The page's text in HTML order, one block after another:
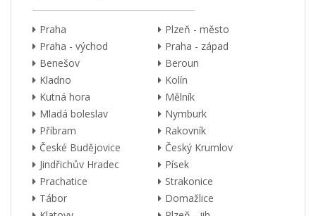
Praha
Plzeň - město
Praha - východ
Praha - západ
Benešov
Beroun
Kladno
Kolín
Kutná hora
Mělník
Mladá boleslav
Nymburk
Příbram
Rakovník
České Budějovice
Český Krumlov
Jindřichův Hradec
Písek
Prachatice
Strakonice
Tábor
Domažlice